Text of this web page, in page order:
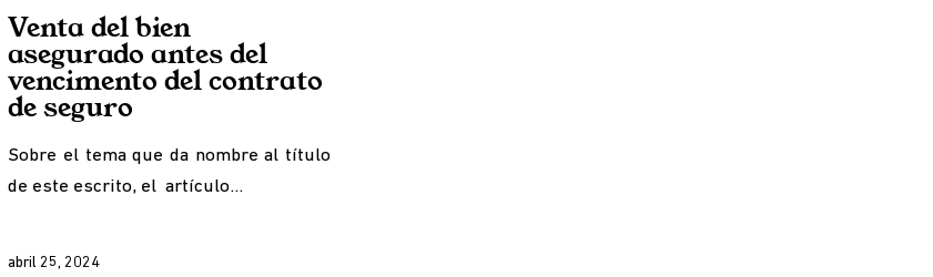
Venta del bien
asegurado antes del
vencimento del contrato
de seguro
Sobre el tema que da nombre al título
de este escrito, el artículo…
abril 25, 2024